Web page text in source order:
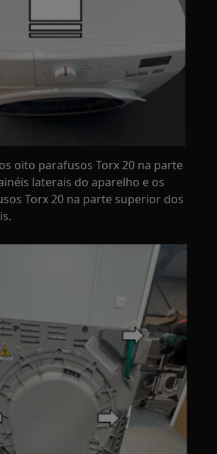
oito parafusos Torx 20 na parte
laterais do aparelho e os
Torx 20 na parte superior dos